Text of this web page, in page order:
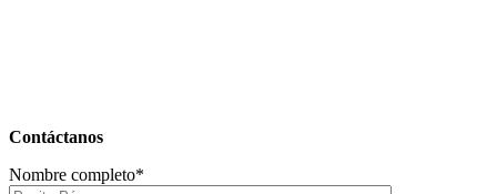
Contáctanos
Nombre completo*